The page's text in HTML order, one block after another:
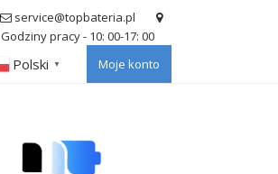
service@topbateria.pl
Godziny pracy - 10: 00-17: 00
Polski ▼ Moje konto